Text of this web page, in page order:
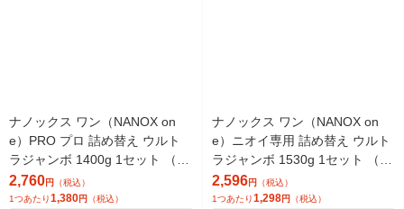
ナノックス ワン（NANOX on
e）PRO プロ 詰め替え ウルト
ラジャンボ 1400g 1セット （2
個入) 洗濯洗剤 ライオン
2,760円 （税込）
1つあたり1,380円 （税込）
ナノックス ワン（NANOX on
e）ニオイ専用 詰め替え ウルト
ラジャンボ 1530g 1セット （2
個入) 洗濯洗剤 ライオン
2,596円 （税込）
1つあたり1,298円 （税込）